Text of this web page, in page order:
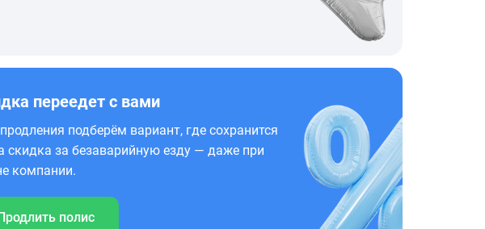
переедет с вами
подберём вариант, где сохранится
скидка за безаварийную езду — даже при
компании.
полис